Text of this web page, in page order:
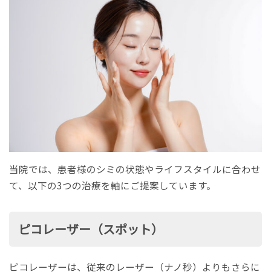
当院では、患者様のシミの状態やライフスタイルに合わせ
て、以下の3つの治療を軸にご提案しています。
ピコレーザー（スポット）
ピコレーザーは、従来のレーザー（ナノ秒）よりもさらに